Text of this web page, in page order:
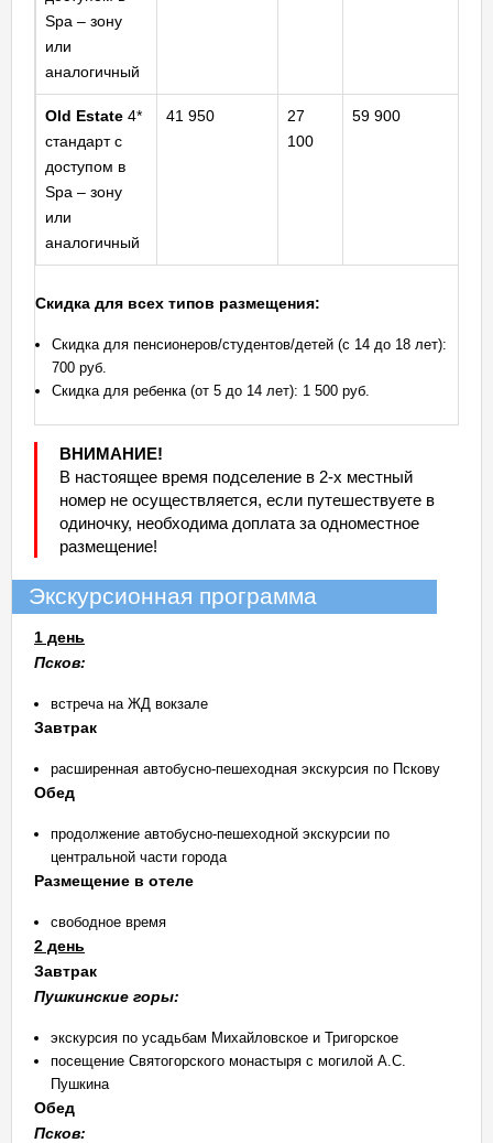
Spa – зону
или
аналогичный
Old Estate 4*
стандарт с
доступом в
Spa – зону
или
аналогичный
41 950
27
100
59 900
Скидка для всех типов размещения:
Скидка для пенсионеров/студентов/детей (с 14 до 18 лет):
700 руб.
Скидка для ребенка (от 5 до 14 лет): 1 500 руб.
ВНИМАНИЕ!
В настоящее время подселение в 2-х местный
номер не осуществляется, если путешествуете в
одиночку, необходима доплата за одноместное
размещение!
Экскурсионная программа
1 день
Псков:
встреча на ЖД вокзале
Завтрак
расширенная автобусно-пешеходная экскурсия по Пскову
Обед
продолжение автобусно-пешеходной экскурсии по
центральной части города
Размещение в отеле
свободное время
2 день
Завтрак
Пушкинские горы:
экскурсия по усадьбам Михайловское и Тригорское
посещение Святогорского монастыря с могилой А.С.
Пушкина
Обед
Псков: